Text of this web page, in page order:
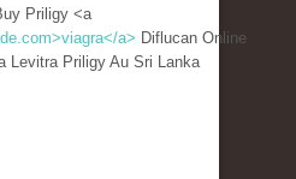
Priligy <a
a> Diflucan Online
Levitra Priligy Au Sri Lanka